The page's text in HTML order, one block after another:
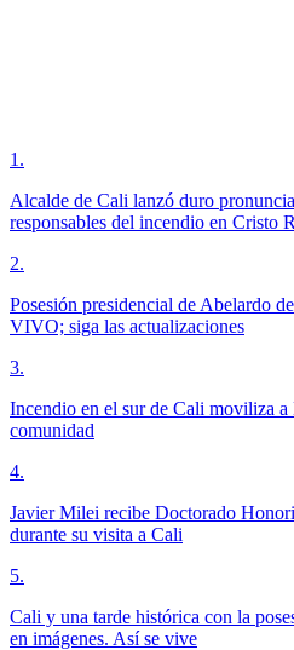
1 .
Alcalde de Cali lanzó duro
responsables del incendio en Cristo
2.
Posesión presidencial de Abelardo
VIVO; siga las actualizaciones
3.
Incendio en el sur de Cali moviliza a
comunidad
4.
Javier Milei recibe Doctorado
durante su visita a Cali
5.
Cali y una tarde histórica con la
en imágenes. Así se vive